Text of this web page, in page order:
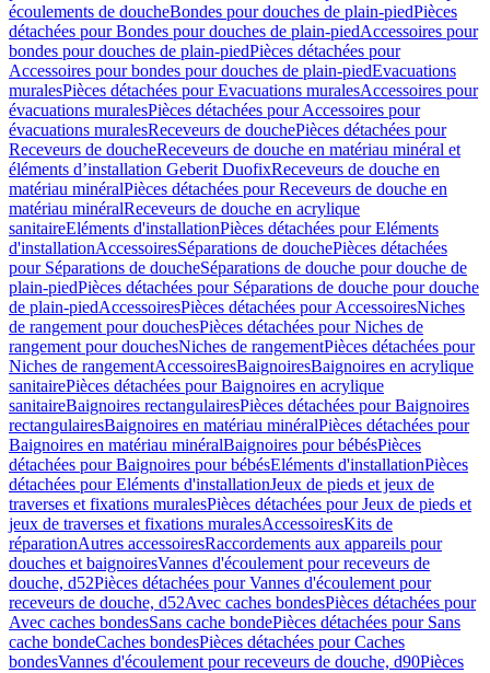
écoulements de doucheBondes pour douches de plain-piedPièces
détachées pour Bondes pour douches de plain-piedAccessoires pour
bondes pour douches de plain-piedPièces détachées pour
Accessoires pour bondes pour douches de plain-piedEvacuations
muralesPièces détachées pour Evacuations muralesAccessoires pour
évacuations muralesPièces détachées pour Accessoires pour
évacuations muralesReceveurs de douchePièces détachées pour
Receveurs de doucheReceveurs de douche en matériau minéral et
éléments d’installation Geberit DuofixReceveurs de douche en
matériau minéralPièces détachées pour Receveurs de douche en
matériau minéralReceveurs de douche en acrylique
sanitaireEléments d'installationPièces détachées pour Eléments
d'installationAccessoiresSéparations de douchePièces détachées
pour Séparations de doucheSéparations de douche pour douche de
plain-piedPièces détachées pour Séparations de douche pour douche
de plain-piedAccessoiresPièces détachées pour AccessoiresNiches
de rangement pour douchesPièces détachées pour Niches de
rangement pour douchesNiches de rangementPièces détachées pour
Niches de rangementAccessoiresBaignoiresBaignoires en acrylique
sanitairePièces détachées pour Baignoires en acrylique
sanitaireBaignoires rectangulairesPièces détachées pour Baignoires
rectangulairesBaignoires en matériau minéralPièces détachées pour
Baignoires en matériau minéralBaignoires pour bébésPièces
détachées pour Baignoires pour bébésEléments d'installationPièces
détachées pour Eléments d'installationJeux de pieds et jeux de
traverses et fixations muralesPièces détachées pour Jeux de pieds et
jeux de traverses et fixations muralesAccessoiresKits de
réparationAutres accessoiresRaccordements aux appareils pour
douches et baignoiresVannes d'écoulement pour receveurs de
douche, d52Pièces détachées pour Vannes d'écoulement pour
receveurs de douche, d52Avec caches bondesPièces détachées pour
Avec caches bondesSans cache bondePièces détachées pour Sans
cache bondeCaches bondesPièces détachées pour Caches
bondesVannes d'écoulement pour receveurs de douche, d90Pièces